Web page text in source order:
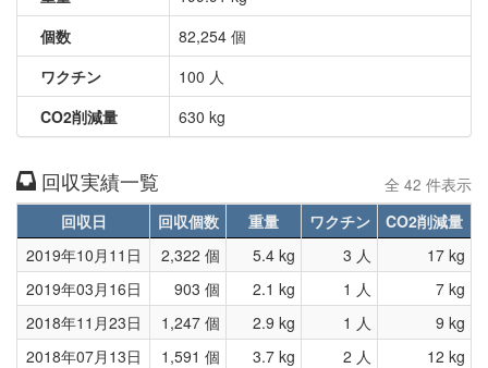
個数
82,254 個
ワクチン
100 人
CO2削減量
630 kg
回収実績一覧 全 42 件表示
回収日 回収個数 重量 ワクチン
CO2削減量
2019年10月11日
2,322 個 5.4 kg 3 人
17 kg
2019年03月16日
903 個 2.1 kg 1 人
7 kg
2018年11月23日
1,247 個 2.9 kg 1 人
9 kg
2018年07月13日
1,591 個 3.7 kg 2 人
12 kg